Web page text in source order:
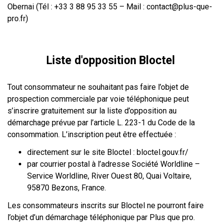
Obernai (Tél : +33 3 88 95 33 55 – Mail : contact@plus-que-
pro.fr)
Liste d'opposition Bloctel
Tout consommateur ne souhaitant pas faire l’objet de
prospection commerciale par voie téléphonique peut
s’inscrire gratuitement sur la liste d’opposition au
démarchage prévue par l’article L. 223-1 du Code de la
consommation. L’inscription peut être effectuée :
directement sur le site Bloctel : bloctel.gouv.fr/
par courrier postal à l’adresse Société Worldline –
Service Worldline, River Ouest 80, Quai Voltaire,
95870 Bezons, France.
Les consommateurs inscrits sur Bloctel ne pourront faire
l’objet d’un démarchage téléphonique par Plus que pro.